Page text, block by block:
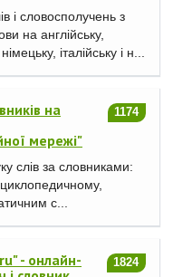
і словосполучень з
на англійську,
італійську і н...
1174
на
мережі"
слів за словниками:
с...
1824
- онлайн-